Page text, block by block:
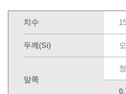
치수
두께(Si)
앞쪽